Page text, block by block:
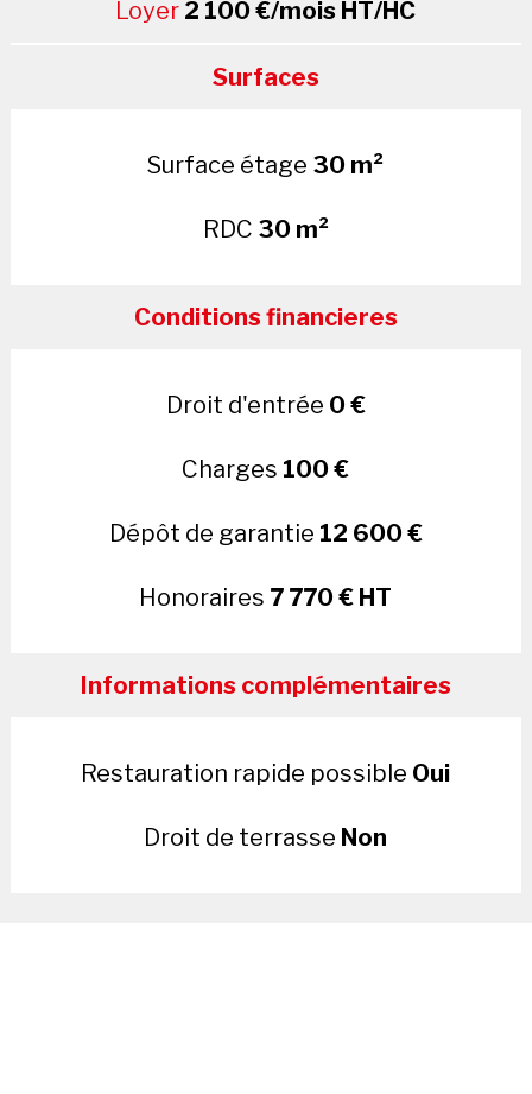
Loyer 2 100 €/mois HT/HC
Surfaces
Surface étage 30 m²
RDC 30 m²
Conditions financieres
Droit d'entrée 0 €
Charges 100 €
Dépôt de garantie 12 600 €
Honoraires 7 770 € HT
Informations complémentaires
Restauration rapide possible Oui
Droit de terrasse Non